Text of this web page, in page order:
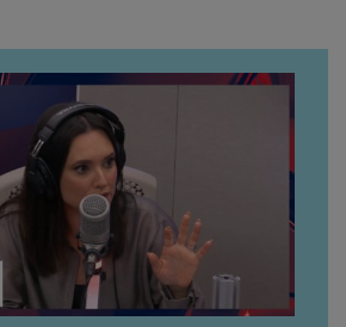
înconjurul presei